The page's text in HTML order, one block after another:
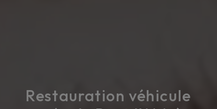
Restauration véhicule